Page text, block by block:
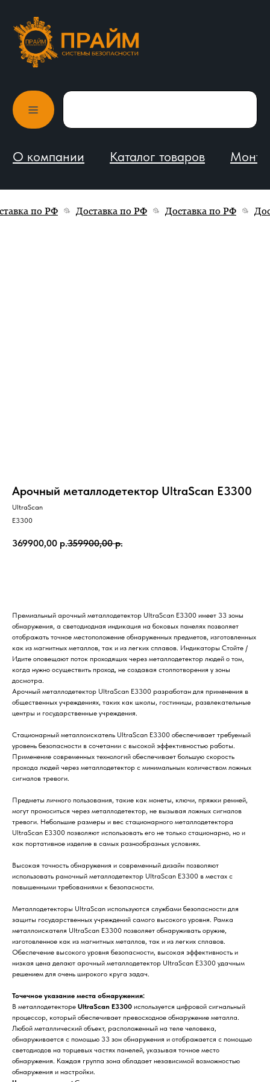
О компании
по РФ Доставка по РФ Доставка по РФ
Арочный металлодетектор UltraScan E3300
UltraScan
E3300
369900,00 р.359900,00 р.
Премиальный арочный металлодетектор UltraScan E3300 имеет 33 зоны
обнаружения, а светодиодная индикация на боковых панелях позволяет
отображать точное местоположение обнаруженных предметов, изготовленных
как из магнитных металлов, так и из легких сплавов. Индикаторы Стойте /
Идите оповещают поток проходящих через металлодетектор людей о том,
когда нужно осуществить проход, не создавая столпотворения у зоны
досмотра.
Арочный металлодетектор UltraScan E3300 разработан для применения в
общественных учреждениях, таких как школы, гостиницы, развлекательные
центры и государственные учреждения.
Стационарный металлоискатель UltraScan E3300 обеспечивает требуемый
уровень безопасности в сочетании с высокой эффективностью работы.
Применение современных технологий обеспечивает большую скорость
прохода людей через металлодетектор с минимальным количеством ложных
сигналов тревоги.
Предметы личного пользования, такие как монеты, ключи, пряжки ремней,
могут проноситься через металлодетектор, не вызывая ложных сигналов
тревоги. Небольшие размеры и вес стационарного металлодетектора
UltraScan E3300 позволяют использовать его не только стационарно, но и
как портативное изделие в самых разнообразных условиях.
Высокая точность обнаружения и современный дизайн позволяют
использовать рамочный металлодетектор UltraScan E3300 в местах с
повышенными требованиями к безопасности.
Металлодетекторы UltraScan используются службами безопасности для
защиты государственных учреждений самого высокого уровня. Рамка
металлоискателя UltraScan E3300 позволяет обнаруживать оружие,
изготовленное как из магнитных металлов, так и из легких сплавов.
Обеспечение высокого уровня безопасности, высокая эффективность и
низкая цена делают арочный металлодетектор UltraScan E3300 удачным
решением для очень широкого круга задач.
Точечное указание места обнаружения:
В металлодетекторе UltraScan E3300 используется цифровой сигнальный
процессор, который обеспечивает превосходное обнаружение металла.
Любой металлический объект, расположенный на теле человека,
обнаруживается с помощью 33 зон обнаружения и отображается с помощью
светодиодов на торцевых частях панелей, указывая точное место
обнаружения. Каждая группа зона обладает независимой возможностью
обнаружения и настройки.